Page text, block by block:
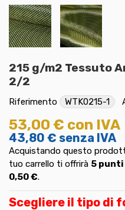
215 g/m2 Tessuto
2/2
Riferimento WTK0215-1
53,00 € con IVA
43,80 € senza IVA
Acquistando questo
tuo carrello ti offrirà 5 punti
0,50 €.
Scegliere il tipo di